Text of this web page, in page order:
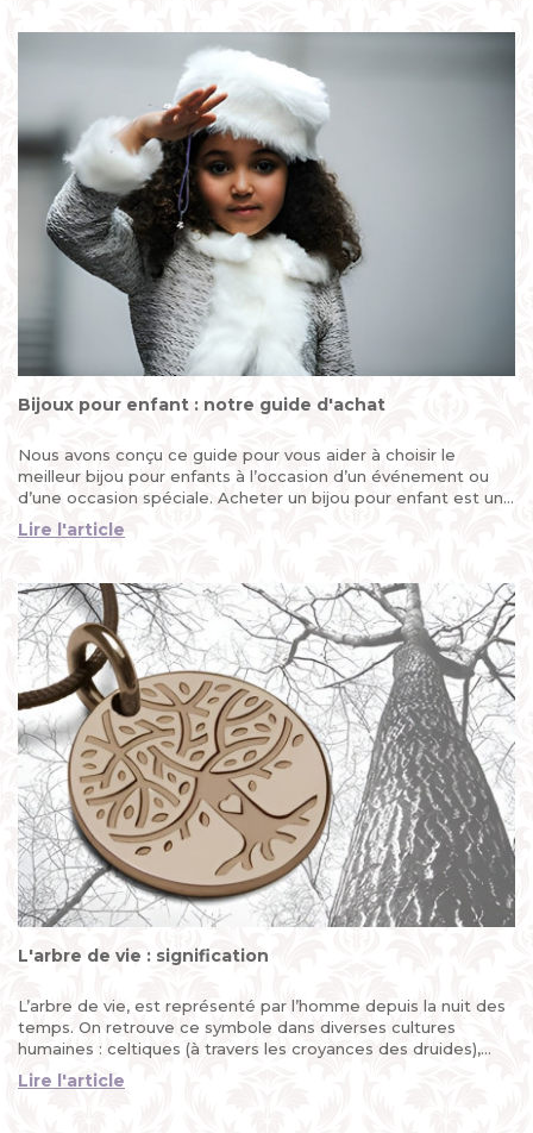
Bijoux pour enfant : notre guide d'achat
Nous avons conçu ce guide pour vous aider à choisir le
meilleur bijou pour enfants à l’occasion d’un événement ou
d’une occasion spéciale. Acheter un bijou pour enfant est une
excellente idée, car c’est un cadeau précieux fait pour durer
dans le temps...
Lire l'article
L'arbre de vie : signification
L’arbre de vie, est représenté par l’homme depuis la nuit des
temps. On retrouve ce symbole dans diverses cultures
humaines : celtiques (à travers les croyances des druides),
africaines (où il prend la forme d’un baobab)...
Lire l'article